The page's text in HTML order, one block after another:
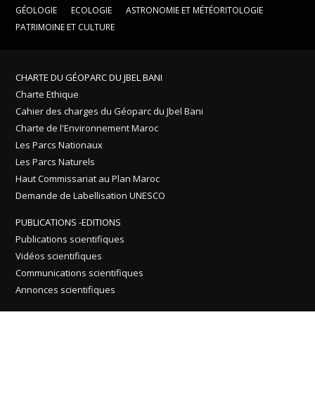
GÉOLOGIE
ECOLOGIE
ASTRONOMIE ET MÉTÉORITOLOGIE
PATRIMOINE ET CULTURE
CHARTE DU GÉOPARC DU JBEL BANI
Charte Ethique
Cahier des charges du Géoparc du Jbel Bani
Charte de l'Environnement Maroc
Les Parcs Nationaux
Les Parcs Naturels
Haut Commissariat au Plan Maroc
Demande de Labellisation UNESCO
PUBLICATIONS -EDITIONS
Publications scientifiques
Vidéos scientifiques
Communications scientifiques
Annonces scientifiques